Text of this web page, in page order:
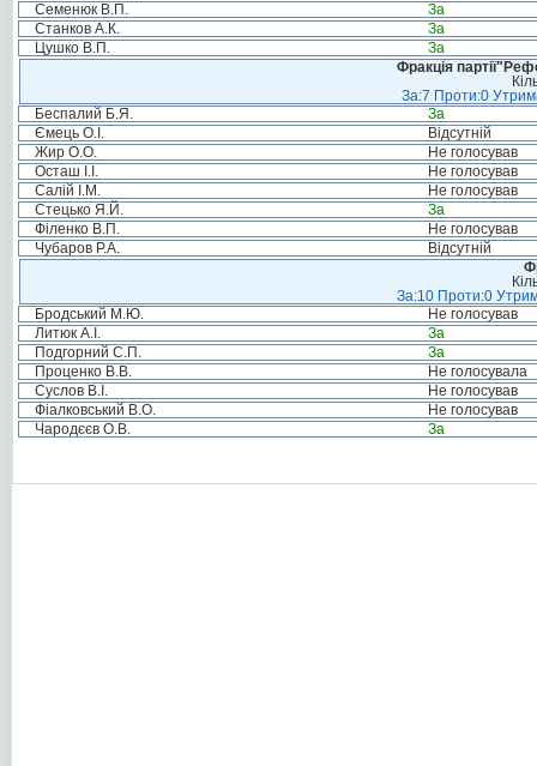
Семенюк В.П.
За
Станков А.К.
За
Цушко В.П.
За
Фракція
За:7 Проти:0
Беспалий Б.Я.
За
Ємець О.І.
Відсутній
Жир О.О.
Не голосував
Осташ І.І.
Не голосував
Салій І.М.
Не голосував
Стецько Я.Й.
За
Філенко В.П.
Не голосував
Чубаров Р.А.
Відсутній
За:10 Проти:0
Бродський М.Ю.
Не голосував
Литюк А.І.
За
Подгорний С.П.
За
Проценко В.В.
Не голосувала
Суслов В.І.
Не голосував
Фіалковський В.О.
Не голосував
Чародєєв О.В.
За